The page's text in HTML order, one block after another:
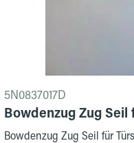
5N0837017D
Bowdenzug Zug Seil
Bowdenzug Zug Seil für